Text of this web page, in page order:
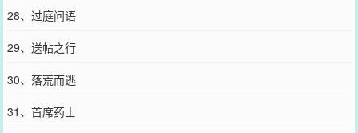
28、过庭问语
29、送帖之行
30、落荒而逃
31、首席药士